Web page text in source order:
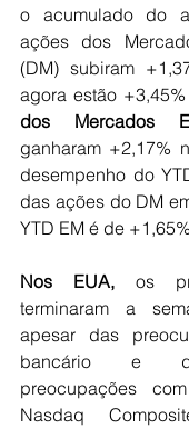
o acumulado do
ações dos
(DM) subiram
agora estão
dos Mercados
ganharam +2,17%
desempenho do
das ações do DM
YTD EM é de
Nos EUA, os
terminaram a
apesar das
bancário e
preocupações
Nasdaq